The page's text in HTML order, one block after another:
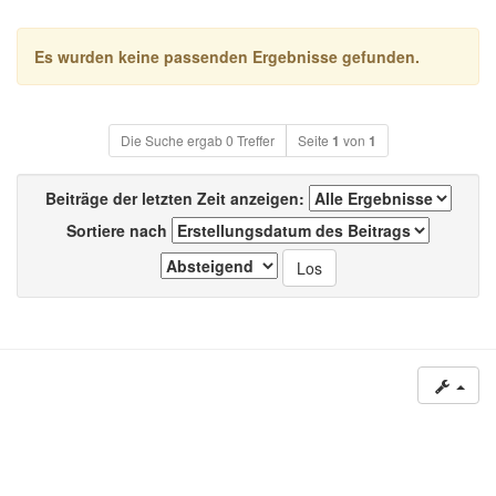
Es wurden keine passenden Ergebnisse gefunden.
Die Suche ergab 0 Treffer Seite 1 von 1
Beiträge der letzten Zeit anzeigen:
Sortiere nach